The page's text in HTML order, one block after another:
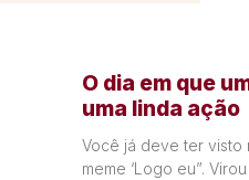
O dia em que
uma linda ação
Você já deve ter visto
meme ‘Logo eu”.